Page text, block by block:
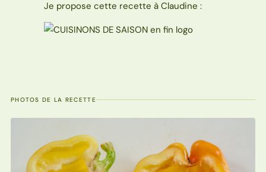
Je propose cette recette à Claudine :
PHOTOS DE LA RECETTE